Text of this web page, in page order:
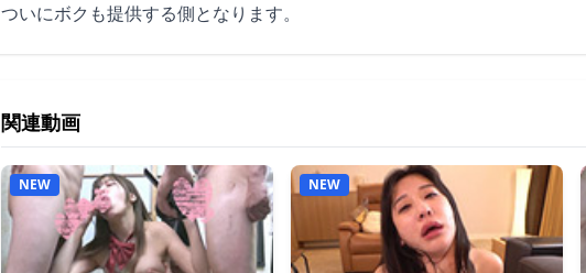
ついにボクも提供する側となります。
関連動画
NEW NEW